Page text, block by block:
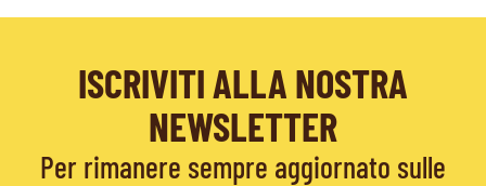
ISCRIVITI ALLA NOSTRA
NEWSLETTER
Per rimanere sempre aggiornato sulle